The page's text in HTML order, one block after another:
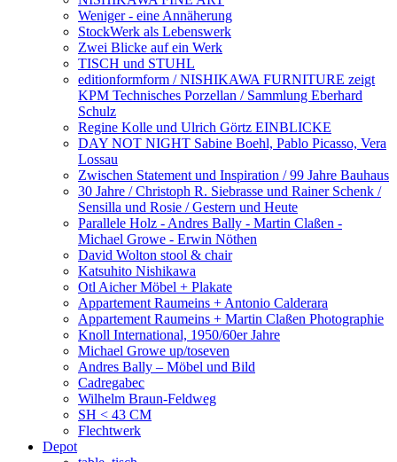
Weniger - eine Annäherung
StockWerk als Lebenswerk
Zwei Blicke auf ein Werk
TISCH und STUHL
editionformform / NISHIKAWA FURNITURE zeigt
KPM Technisches Porzellan / Sammlung Eberhard
Schulz
Regine Kolle und Ulrich Görtz EINBLICKE
DAY NOT NIGHT Sabine Boehl, Pablo Picasso, Vera
Lossau
Zwischen Statement und Inspiration / 99 Jahre Bauhaus
30 Jahre / Christoph R. Siebrasse und Rainer Schenk /
Sensilla und Rosie / Gestern und Heute
Parallele Holz - Andres Bally - Martin Claßen -
Michael Growe - Erwin Nöthen
David Wolton stool & chair
Katsuhito Nishikawa
Otl Aicher Möbel + Plakate
Appartement Raumeins + Antonio Calderara
Appartement Raumeins + Martin Claßen Photographie
Knoll International, 1950/60er Jahre
Michael Growe up/toseven
Andres Bally – Möbel und Bild
Cadregabec
Wilhelm Braun-Feldweg
SH < 43 CM
Flechtwerk
Depot